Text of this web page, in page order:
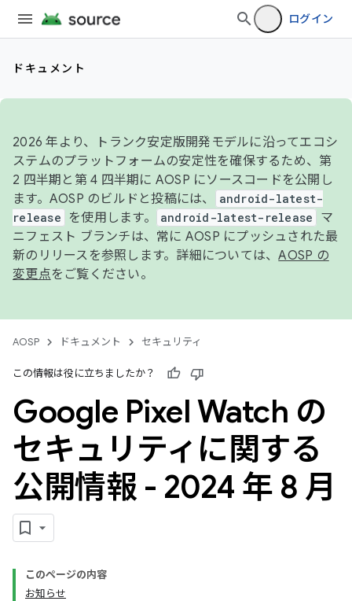
ログイン
ドキュメント
2026 年より、トランク安定版開発モデルに沿ってエコシ
ステムのプラットフォームの安定性を確保するため、第
2 四半期と第 4 四半期に AOSP にソースコードを公開し
ます。AOSP のビルドと投稿には、
android-latest-
release
を使用します。 android-latest-release
マ
ニフェスト ブランチは、常に AOSP にプッシュされた最
新のリリースを参照します。詳細については、AOSP の
変更点をご覧ください。
AOSP ドキュメント セキュリティ
この情報は役に立ちましたか？
Google Pixel Watch の
セキュリティに関する
公開情報 - 2024 年 8 月
このページの内容
お知らせ